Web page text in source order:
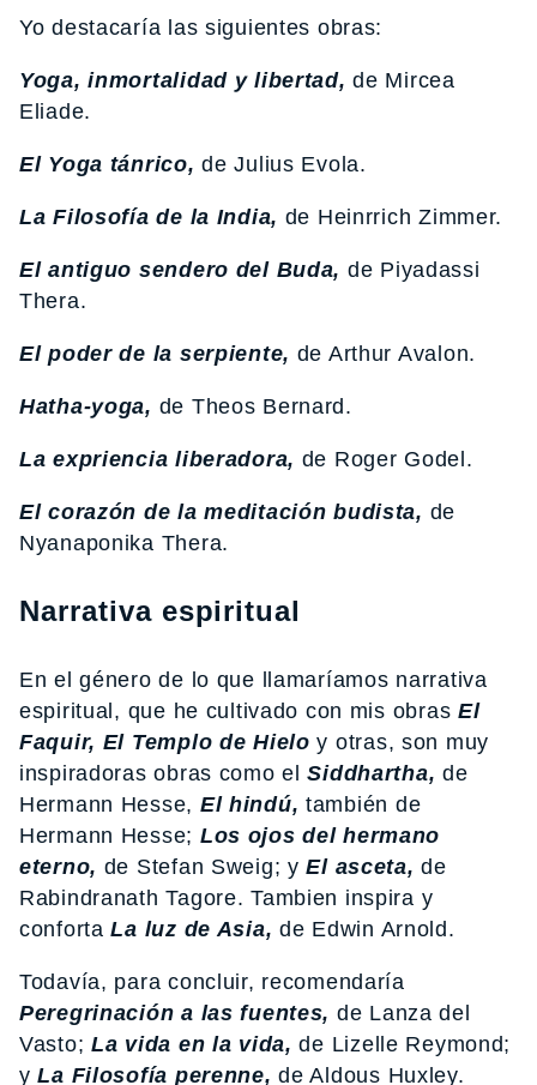
Yo destacaría las siguientes obras:
Yoga, inmortalidad y libertad, de Mircea
Eliade.
El Yoga tánrico, de Julius Evola.
La Filosofía de la India, de Heinrrich Zimmer.
El antiguo sendero del Buda, de Piyadassi
Thera.
El poder de la serpiente, de Arthur Avalon.
Hatha-yoga, de Theos Bernard.
La expriencia liberadora, de Roger Godel.
El corazón de la meditación budista, de
Nyanaponika Thera.
Narrativa espiritual
En el género de lo que llamaríamos narrativa
espiritual, que he cultivado con mis obras El
Faquir, El Templo de Hielo y otras, son muy
inspiradoras obras como elSiddhartha, de
Hermann Hesse, El hindú, también de
Hermann Hesse; Los ojos del hermano
eterno, de Stefan Sweig; yEl asceta, de
Rabindranath Tagore. Tambien inspira y
confortaLa luz de Asia, de Edwin Arnold.
Todavía, para concluir, recomendaría
Peregrinación a las fuentes, de Lanza del
Vasto;La vida en la vida, de Lizelle Reymond;
yLa Filosofía perenne, de Aldous Huxley.